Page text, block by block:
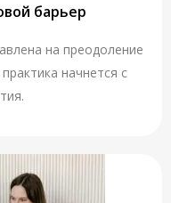
барьер
на преодоление
начнется с